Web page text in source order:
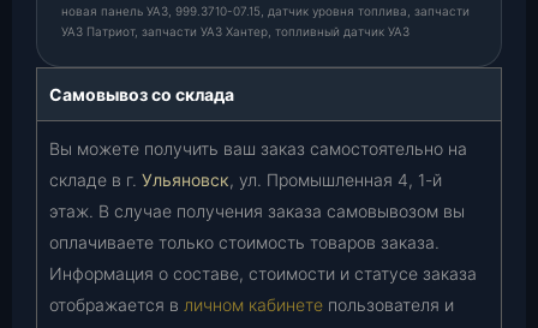
новая панель УАЗ, 999.3710-07.15, датчик уровня топлива, запчасти
УАЗ Патриот, запчасти УАЗ Хантер, топливный датчик УАЗ
Самовывоз со склада
Вы можете получить ваш заказ самостоятельно на
складе в г. Ульяновск, ул. Промышленная 4, 1-й
этаж. В случае получения заказа самовывозом вы
оплачиваете только стоимость товаров заказа.
Информация о составе, стоимости и статусе заказа
отображается в личном кабинете пользователя и